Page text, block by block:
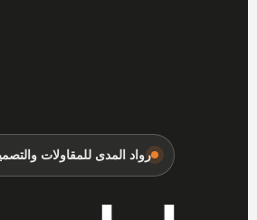
الأثاث والمفروشات